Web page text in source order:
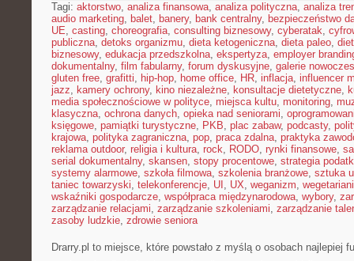
Tagi: aktorstwo, analiza finansowa, analiza polityczna, analiza
audio marketing, balet, banery, bank centralny, bezpieczeństwo
UE, casting, choreografia, consulting biznesowy, cyberatak,
publiczna, detoks organizmu, dieta ketogeniczna, dieta paleo,
biznesowy, edukacja przedszkolna, ekspertyza, employer
dokumentalny, film fabularny, forum dyskusyjne, galerie
gluten free, grafitti, hip-hop, home office, HR, inflacja, influencer
jazz, kamery ochrony, kino niezależne, konsultacje dietetyczne,
media społecznościowe w polityce, miejsca kultu, monitoring,
klasyczna, ochrona danych, opieka nad seniorami,
księgowe, pamiątki turystyczne, PKB, plac zabaw, podcasty,
krajowa, polityka zagraniczna, pop, praca zdalna, praktyka
reklama outdoor, religia i kultura, rock, RODO, rynki finansowe,
serial dokumentalny, skansen, stopy procentowe, strategia
systemy alarmowe, szkoła filmowa, szkolenia branżowe, sztuka
taniec towarzyski, telekonferencje, UI , UX, weganizm,
wskaźniki gospodarcze, współpraca międzynarodowa, wybory,
zarządzanie relacjami, zarządzanie szkoleniami, zarządzanie
zasoby ludzkie, zdrowie seniora
Drarry.pl to miejsce, które powstało z myślą o osobach najlepiej